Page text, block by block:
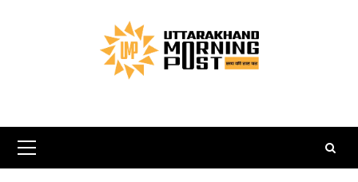
Primary
Menu